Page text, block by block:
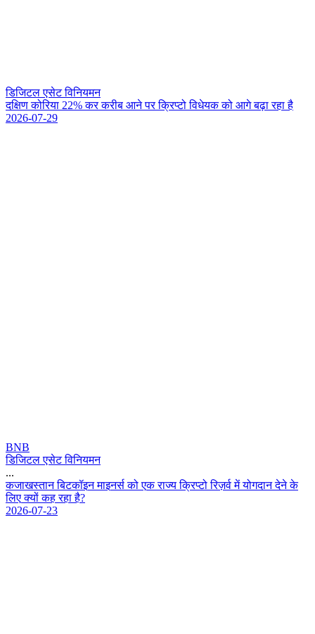
डिजिटल एसेट विनियमन
दकण करय 22% कर करब आन पर कपट वधयक क आग बढ रह ह
2026-07-29
BNB
डिजिटल एसेट विनियमन
...
कजखसतन बटकइन मइनर क एक रजय कपट रज़र म यगदन दन क
लए कय कह रह ह?
2026-07-23